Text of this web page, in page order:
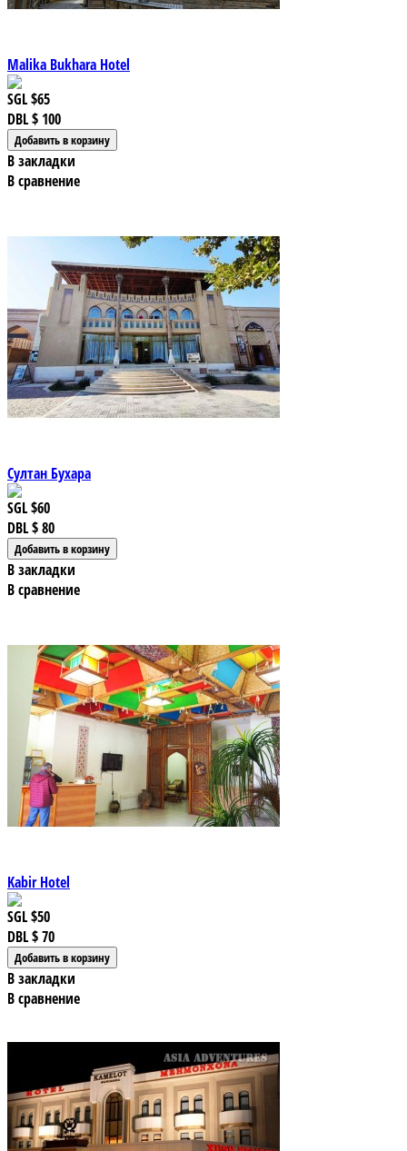
Malika Bukhara Hotel
SGL$65
DBL$ 100
В закладки
В сравнение
Султан Бухара
SGL$60
DBL$ 80
В закладки
В сравнение
Kabir Hotel
SGL$50
DBL$ 70
В закладки
В сравнение